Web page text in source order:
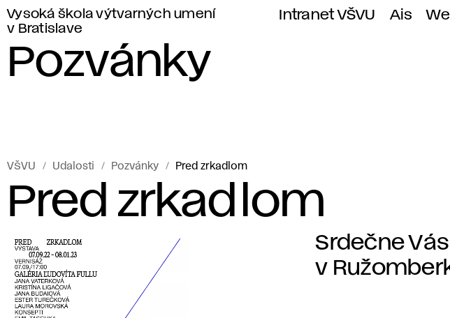
Vysoká škola výtvarných umení
v Bratislave
Intranet VŠVU Ais
Pozvánky
VŠVU Udalosti Pozvánky Pred zrkadlom
Pred zrkadlom
Srdečne
v